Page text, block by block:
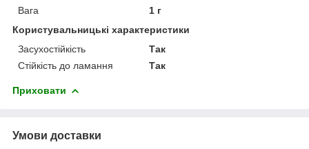
Вага
1 г
Користувальницькі характеристики
Засухостійкість
Так
Стійкість до ламання
Так
Приховати
Умови доставки